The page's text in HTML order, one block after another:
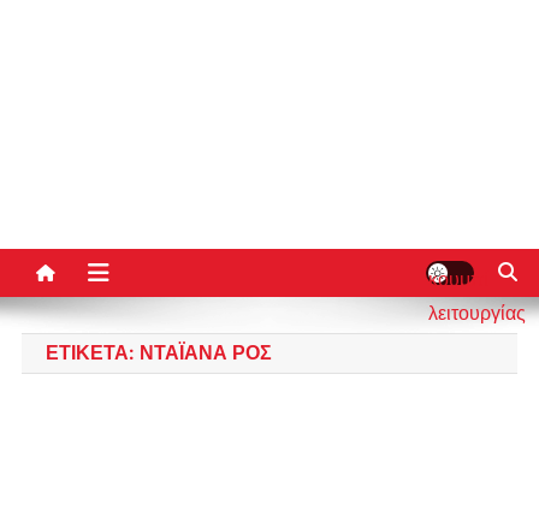
κουμπί
λειτουργίας
ΕΤΙΚΈΤΑ: ΝΤΑΪΆΝΑ ΡΟΣ